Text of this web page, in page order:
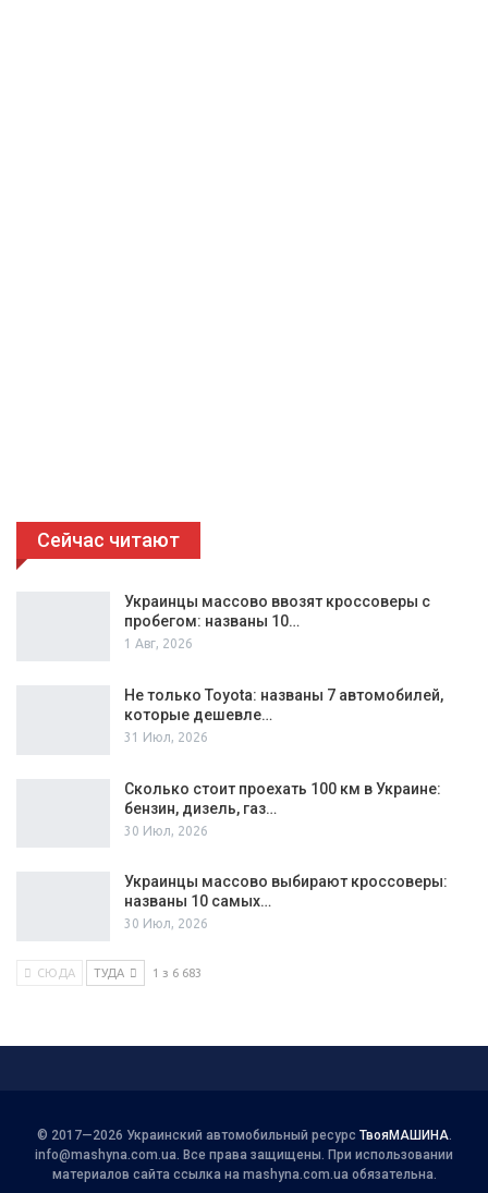
Сейчас читают
Украинцы массово ввозят кроссоверы с
пробегом: названы 10…
1 Авг, 2026
Не только Toyota: названы 7 автомобилей,
которые дешевле…
31 Июл, 2026
Сколько стоит проехать 100 км в Украине:
бензин, дизель, газ…
30 Июл, 2026
Украинцы массово выбирают кроссоверы:
названы 10 самых…
30 Июл, 2026
СЮДА ТУДА 1 з 6 683
© 2017—2026 Украинский автомобильный ресурс ТвояМАШИНА.
info@mashyna.com.ua. Все права защищены. При использовании
материалов сайта ссылка на mashyna.com.ua обязательна.